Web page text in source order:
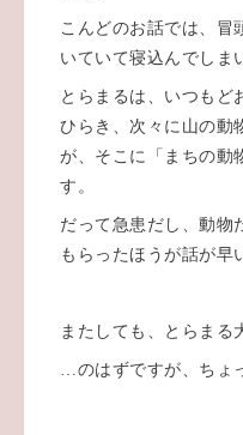
こんどのお話では、冒
いていて寝込んでしま
とらまるは、いつもど
ひらき、次々に山の動
が、そこに「まちの動
す。
だって急患だし、動物
もらったほうが話が早
またしても、とらまる
…のはずですが、ちょ